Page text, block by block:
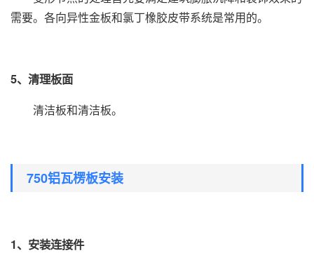
需要。各向异性金板和氯丁橡胶皮带系统是常用的。
5、清理板面
清洁板和清洁板。
750铝瓦楞板安装
1、安装连接件